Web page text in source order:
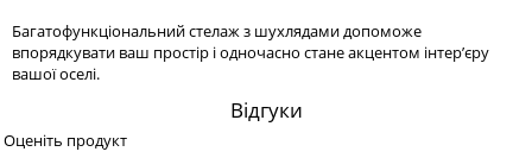
Багатофункціональний стелаж з шухлядами допоможе
впорядкувати ваш простір і одночасно стане акцентом інтер’єру
вашої оселі.
Відгуки
Оценіть продукт